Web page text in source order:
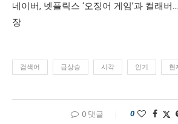
네이버, 넷플릭스 ‘오징어 게임’과 컬래
장
검색어 급상승 시각 인기 현
0 댓글 0